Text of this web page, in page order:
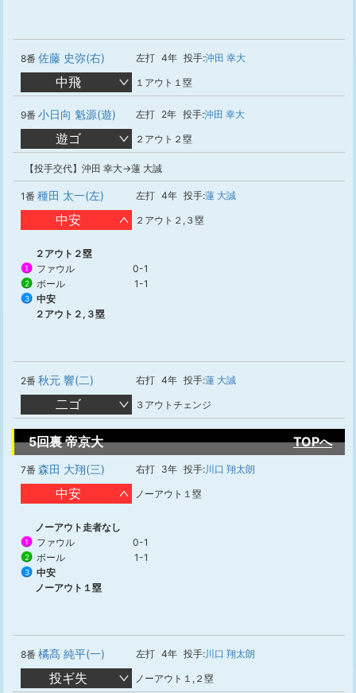
8番 佐藤 史弥(右) 左打 4年 投手:沖田 幸大
中飛 １アウト１塁
9番 小日向 魁源(遊) 左打 2年 投手:沖田 幸大
遊ゴ ２アウト２塁
【投手交代】沖田 幸大→蓮 大誠
1番 種田 太一(左) 左打 4年 投手:蓮 大誠
中安 ２アウト２,３塁
２アウト２塁
1 ファウル 0-1
2 ボール 1-1
3
中安
２アウト２,３塁
2番 秋元 響(二) 右打 4年 投手:蓮 大誠
二ゴ ３アウトチェンジ
5回裏 帝京大 TOPへ
7番 森田 大翔(三) 右打 3年 投手:川口 翔太朗
中安 ノーアウト１塁
ノーアウト走者なし
1 ファウル 0-1
2 ボール 1-1
3
中安
ノーアウト１塁
8番 橘髙 純平(一) 左打 4年 投手:川口 翔太朗
投ギ失 ノーアウト１,２塁